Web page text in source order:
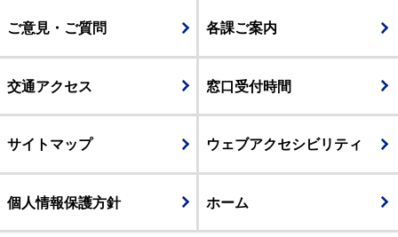
ご意見・ご質問 各課ご案内
交通アクセス 窓口受付時間
サイトマップ ウェブアクセシビリティ
個人情報保護方針 ホーム